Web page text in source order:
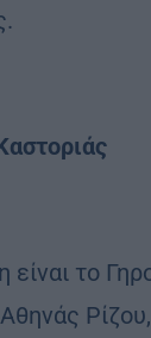
είναι το